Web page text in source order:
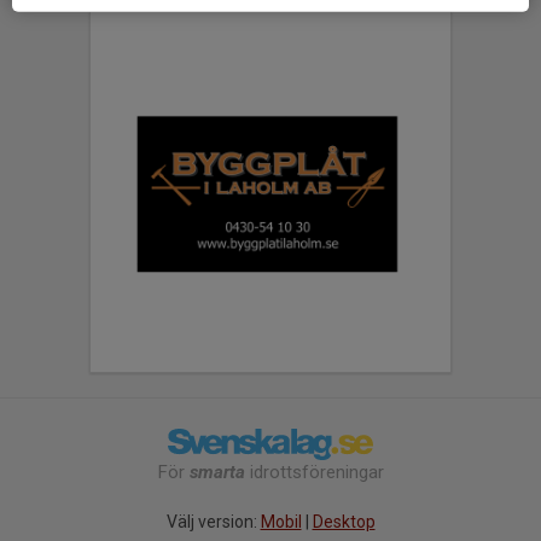
För smarta idrottsföreningar
Välj version: Mobil Desktop